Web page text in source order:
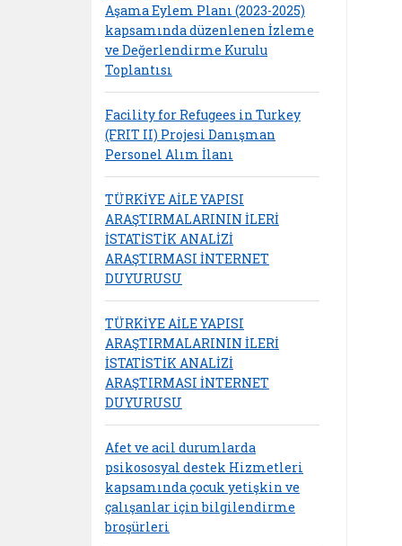
Aşama Eylem Planı (2023-2025)
kapsamında düzenlenen İzleme
ve Değerlendirme Kurulu
Toplantısı
Facility for Refugees in Turkey
(FRIT II) Projesi Danışman
Personel Alım İlanı
TÜRKİYE AİLE YAPISI
ARAŞTIRMALARININ İLERİ
İSTATİSTİK ANALİZİ
ARAŞTIRMASI İNTERNET
DUYURUSU
TÜRKİYE AİLE YAPISI
ARAŞTIRMALARININ İLERİ
İSTATİSTİK ANALİZİ
ARAŞTIRMASI İNTERNET
DUYURUSU
Afet ve acil durumlarda
psikososyal destek Hizmetleri
kapsamında çocuk yetişkin ve
çalışanlar için bilgilendirme
broşürleri